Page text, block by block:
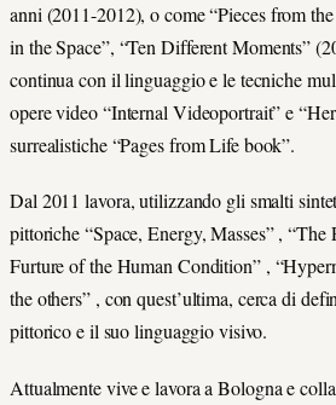
anni (2011-2012), o come “Pieces from
in the Space”, “Ten Different Moments”
continua con il linguaggio e le tecniche
opere video “Internal Videoportrait” e
surrealistiche “Pages from Life book”.
Dal 2011 lavora, utilizzando gli smalti
pittoriche “Space, Energy, Masses” , “The
Furture of the Human Condition” ,
the others” , con quest’ultima, cerca di
pittorico e il suo linguaggio visivo.
Attualmente vive e lavora a Bologna e